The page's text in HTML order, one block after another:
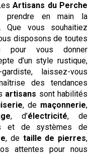
Artisans du Perche
prendre en main la
Que vous souhaitiez
disposons de toutes
pour vous donner
d’un style rustique,
laissez-vous
des tendances
artisans sont habilités
, de maçonnerie,
, d’électricité, de
et de systèmes de
, de taille de pierres,
attentes pour nous